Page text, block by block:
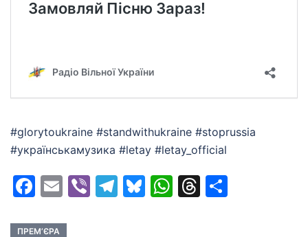
#glorytoukraine #standwithukraine #stoprussia
#українськамузика #letay #letay_official
Facebook
EmailViberTelegram
Bluesky
WhatsApp
Threads
ПРЕМ’ЄРА